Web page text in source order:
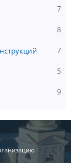
7
8
7
5
9